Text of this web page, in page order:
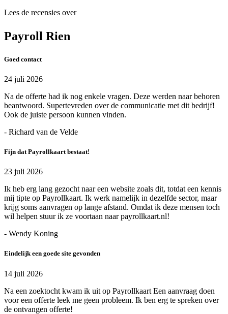
Lees de recensies over
Payroll Rien
Goed contact
24 juli 2026
Na de offerte had ik nog enkele vragen. Deze werden naar behoren
beantwoord. Supertevreden over de communicatie met dit bedrijf!
Ook de juiste persoon kunnen vinden.
- Richard van de Velde
Fijn dat Payrollkaart bestaat!
23 juli 2026
Ik heb erg lang gezocht naar een website zoals dit, totdat een kennis
mij tipte op Payrollkaart. Ik werk namelijk in dezelfde sector, maar
krijg soms aanvragen op lange afstand. Omdat ik deze mensen toch
wil helpen stuur ik ze voortaan naar payrollkaart.nl!
- Wendy Koning
Eindelijk een goede site gevonden
14 juli 2026
Na een zoektocht kwam ik uit op Payrollkaart Een aanvraag doen
voor een offerte leek me geen probleem. Ik ben erg te spreken over
de ontvangen offerte!